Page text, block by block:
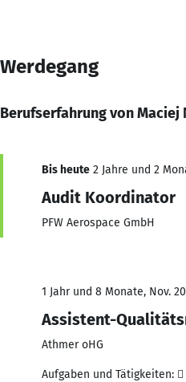
Werdegang
Berufserfahrung von Maciej
Bis heute 2 Jahre und 2
Audit Koordinator
PFW Aerospace GmbH
1 Jahr und 8 Monate, Nov.
Assistent-
Athmer oHG
Aufgaben und Tätigkeiten: